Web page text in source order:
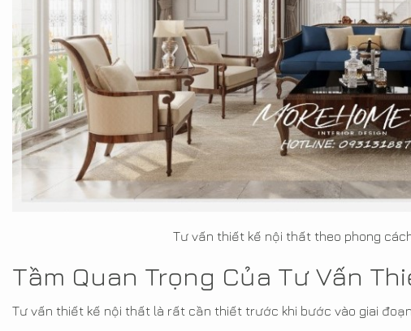
Tư vấn thiết kế nội thất theo phong
Tầm Quan Trọng Của Tư Vấn
Tư vấn thiết kế nội thất là rất cần thiết trước khi bước vào giai